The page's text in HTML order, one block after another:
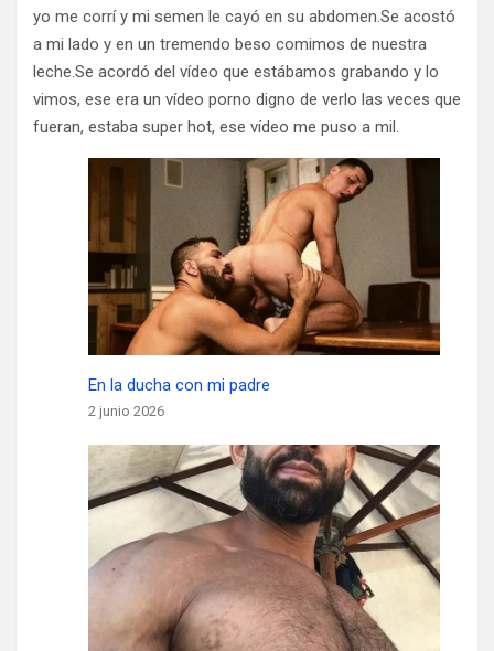
yo me corrí y mi semen le cayó en su abdomen.Se acostó
a mi lado y en un tremendo beso comimos de nuestra
leche.Se acordó del vídeo que estábamos grabando y lo
vimos, ese era un vídeo porno digno de verlo las veces que
fueran, estaba super hot, ese vídeo me puso a mil.
En la ducha con mi padre
2 junio 2026